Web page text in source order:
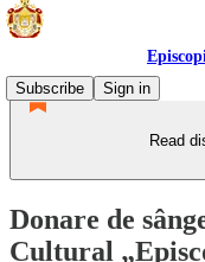
Subscribe
Sign in
Read
Donare de
Cultural